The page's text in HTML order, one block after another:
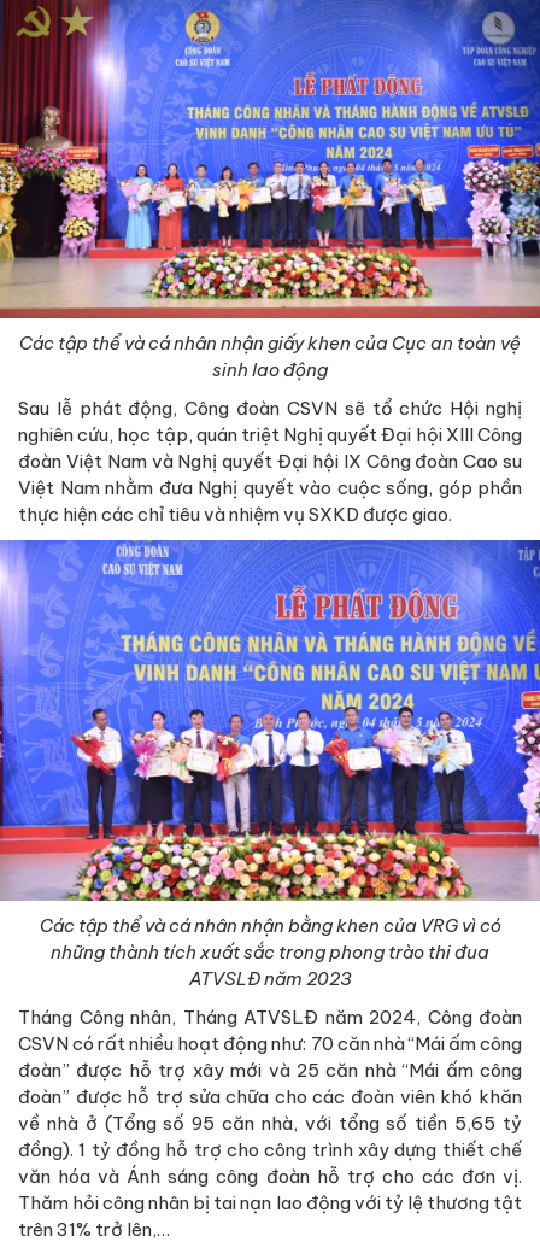
Các tập thể và cá nhân nhận giấy khen của Cục an toàn vệ
sinh lao động
Sau lễ phát động, Công đoàn CSVN sẽ tổ chức Hội nghị
nghiên cứu, học tập, quán triệt Nghị quyết Đại hội XIII Công
đoàn Việt Nam và Nghị quyết Đại hội IX Công đoàn Cao su
Việt Nam nhằm đưa Nghị quyết vào cuộc sống, góp phần
thực hiện các chỉ tiêu và nhiệm vụ SXKD được giao.
Các tập thể và cá nhân nhận bằng khen của VRG vì có
những thành tích xuất sắc trong phong trào thi đua
ATVSLĐ năm 2023
Tháng Công nhân, Tháng ATVSLĐ năm 2024, Công đoàn
CSVN có rất nhiều hoạt động như: 70 căn nhà “Mái ấm công
đoàn” được hỗ trợ xây mới và 25 căn nhà “Mái ấm công
đoàn” được hỗ trợ sửa chữa cho các đoàn viên khó khăn
về nhà ở (Tổng số 95 căn nhà, với tổng số tiền 5,65 tỷ
đồng). 1 tỷ đồng hỗ trợ cho công trình xây dựng thiết chế
văn hóa và Ánh sáng công đoàn hỗ trợ cho các đơn vị.
Thăm hỏi công nhân bị tai nạn lao động với tỷ lệ thương tật
trên 31% trở lên,…